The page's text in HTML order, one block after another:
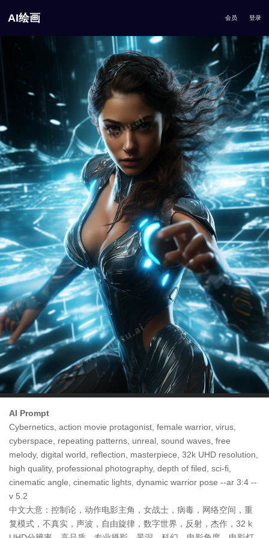
AI绘画 会员 登录
AI Prompt
Cybernetics, action movie protagonist, female warrior, virus,
cyberspace, repeating patterns, unreal, sound waves, free
melody, digital world, reflection, masterpiece, 32k UHD resolution,
high quality, professional photography, depth of filed, sci-fi,
cinematic angle, cinematic lights, dynamic warrior pose --ar 3:4 --
v 5.2
中文大意：控制论，动作电影主角，女战士，病毒，网络空间，重
复模式，不真实，声波，自由旋律，数字世界，反射，杰作，32 k